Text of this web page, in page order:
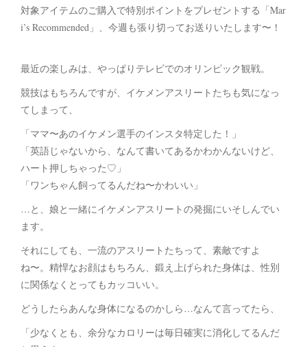
対象アイテムのご購入で特別ポイントをプレゼントする「Mar
i’s Recommended」、今週も張り切ってお送りいたします〜！
最近の楽しみは、やっぱりテレビでのオリンピック観戦。
競技はもちろんですが、イケメンアスリートたちも気になっ
てしまって、
「ママ〜あのイケメン選手のインスタ特定した！」
「英語じゃないから、なんて書いてあるかわかんないけど、
ハート押しちゃった♡」
「ワンちゃん飼ってるんだね〜かわいい」
…と、娘と一緒にイケメンアスリートの発掘にいそしんでい
ます。
それにしても、一流のアスリートたちって、素敵ですよ
ね〜。精悍なお顔はもちろん、鍛え上げられた身体は、性別
に関係なくとってもカッコいい。
どうしたらあんな身体になるのかしら…なんて言ってたら、
「少なくとも、余分なカロリーは毎日確実に消化してるんだ